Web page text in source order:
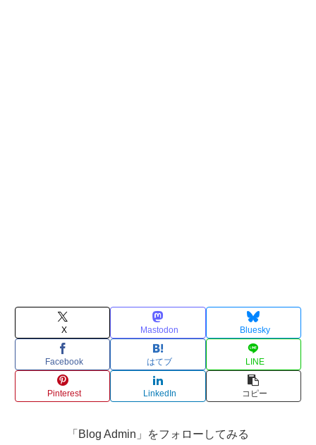
X Mastodon Bluesky
Facebook はてブ LINE
Pinterest LinkedIn コピー
「Blog Admin」をフォローしてみる